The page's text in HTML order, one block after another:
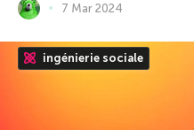
7 Mar 2024
ingénierie sociale